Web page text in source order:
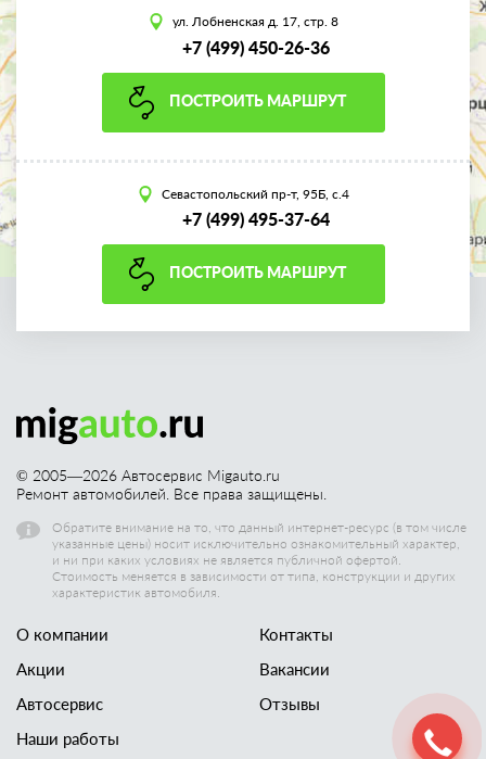
ул. Лобненская д. 17, стр. 8
+7 (499) 450-26-36
ПОСТРОИТЬ МАРШРУТ
Севастопольский пр-т, 95Б, с.4
+7 (499) 495-37-64
ПОСТРОИТЬ МАРШРУТ
© 2005—2026 Автосервис Migauto.ru
Ремонт автомобилей. Все права защищены.
Обратите внимание на то, что данный интернет-ресурс (в том числе
указанные цены) носит исключительно ознакомительный характер,
и ни при каких условиях не является публичной офертой.
Стоимость меняется в зависимости от типа, конструкции и других
характеристик автомобиля.
О компании
Акции
Автосервис
Наши работы
Контакты
Вакансии
Отзывы